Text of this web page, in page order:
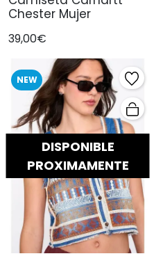
Chester Mujer
39,00€
NEW
DISPONIBLE
PROXIMAMENTE